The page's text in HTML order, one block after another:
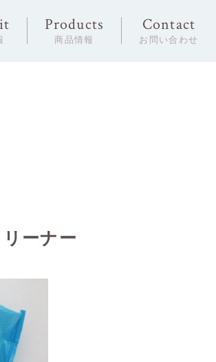
Products
商品情報
Contact
お問い合わせ
ーナー